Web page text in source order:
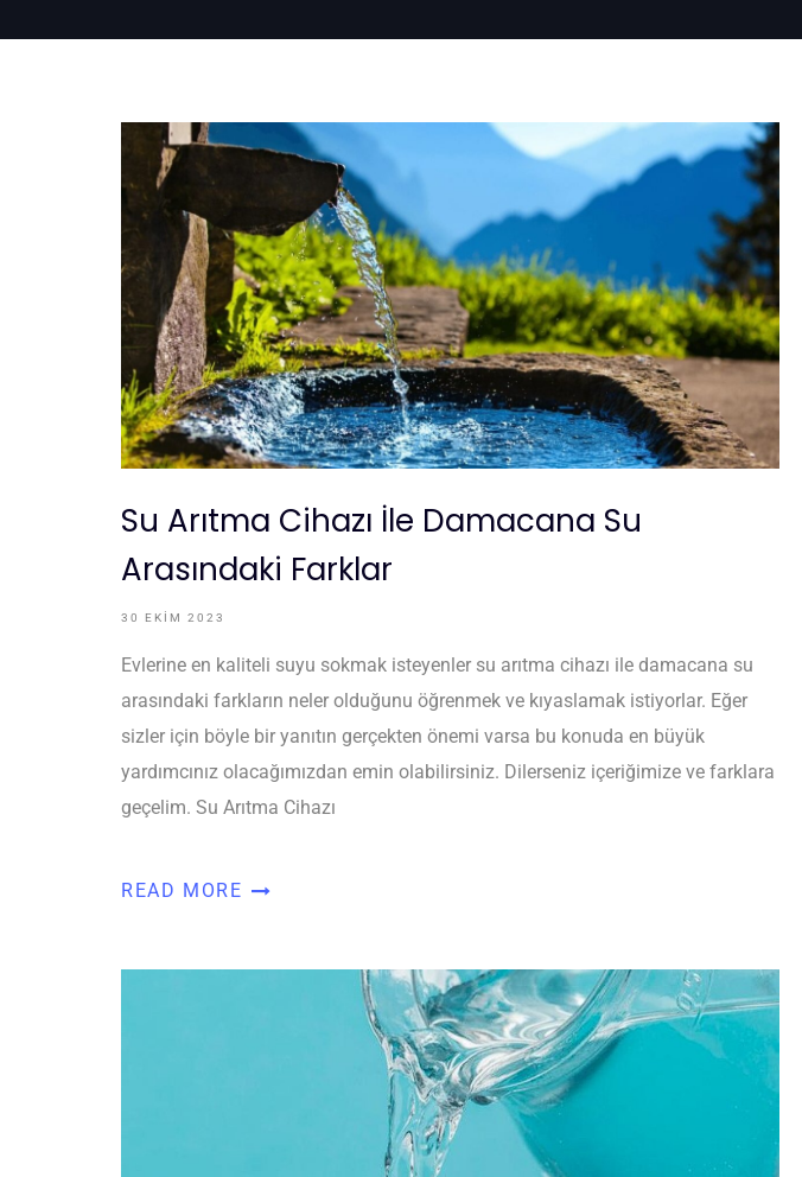
Su Arıtma Cihazı İle Damacana Su
Arasındaki Farklar
30 EKIM 2023
Evlerine en kaliteli suyu sokmak isteyenler su arıtma cihazı ile damacana su
arasındaki farkların neler olduğunu öğrenmek ve kıyaslamak istiyorlar. Eğer
sizler için böyle bir yanıtın gerçekten önemi varsa bu konuda en büyük
yardımcınız olacağımızdan emin olabilirsiniz. Dilerseniz içeriğimize ve farklara
geçelim. Su Arıtma Cihazı
READ MORE